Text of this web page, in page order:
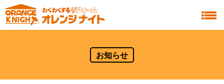
お知らせ